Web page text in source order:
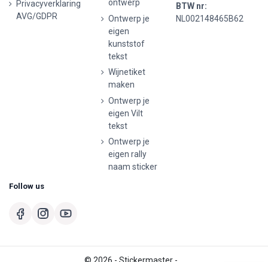
Privacyverklaring
AVG/GDPR
ontwerp
Ontwerp je
eigen
kunststof
tekst
Wijnetiket
maken
Ontwerp je
eigen Vilt
tekst
Ontwerp je
eigen rally
naam sticker
BTW nr:
NL002148465B62
Follow us